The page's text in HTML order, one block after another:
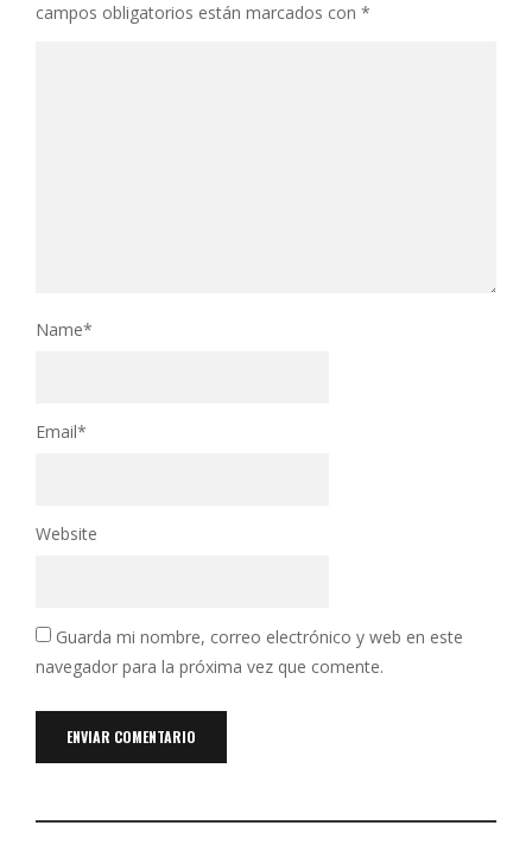
campos obligatorios están marcados con *
Name*
Email*
Website
Guarda mi nombre, correo electrónico y web en este
navegador para la próxima vez que comente.